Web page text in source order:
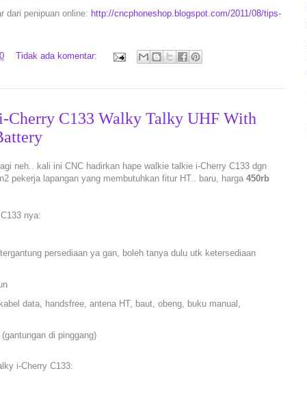
dari penipuan online: http://cncphoneshop.blogspot.com/2011/08/tips-
Tidak ada komentar:
Cherry C133 Walky Talky UHF With
neh.. kali ini CNC hadirkan hape walkie talkie i-Cherry C133 dgn
pekerja lapangan yang membutuhkan fitur HT.. baru, harga 450rb
nya:
persediaan ya gan, boleh tanya dulu utk ketersediaan
data, handsfree, antena HT, baut, obeng, buku manual,
di pinggang)
i-Cherry C133: